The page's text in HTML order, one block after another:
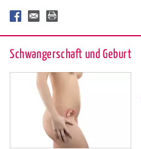
Schwan­ger­schaft und Ge­burt